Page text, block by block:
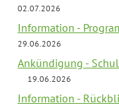
02.07.2026
Information -
29.06.2026
Ankündigung -
19.06.2026
Information -